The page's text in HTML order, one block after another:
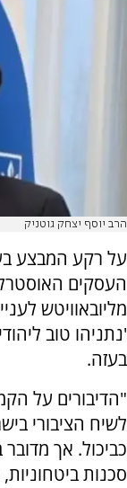
הרב יוסף יצחק גוטניק
על רקע המבצע
העסקים
מליובאוויטש
'נתניהו טוב
בעזה.
"הדיבורים על
לשיח הציבורי
כביכול. אך
סכנות